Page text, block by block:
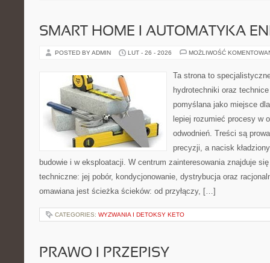
SMART HOME I AUTOMATYKA
POSTED BY ADMIN LUT - 26 - 2026 MOŻLIWOŚĆ
Ta strona to
hydrotechniki oraz
pomyślana jako miejsce
lepiej rozumieć procesy w
odwodnień. Treści są
precyzji, a nacisk
budowie i w eksploatacji. W centrum zainteresowania znajduje
techniczne: jej pobór, kondycjonowanie, dystrybucja oraz
omawiana jest ścieżka ścieków: od przyłączy, […]
CATEGORIES: WYZWANIA I DETOKSY KETO
PRAWO I PRZEPISY